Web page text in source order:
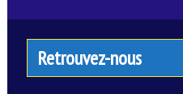
Retrouvez-nous